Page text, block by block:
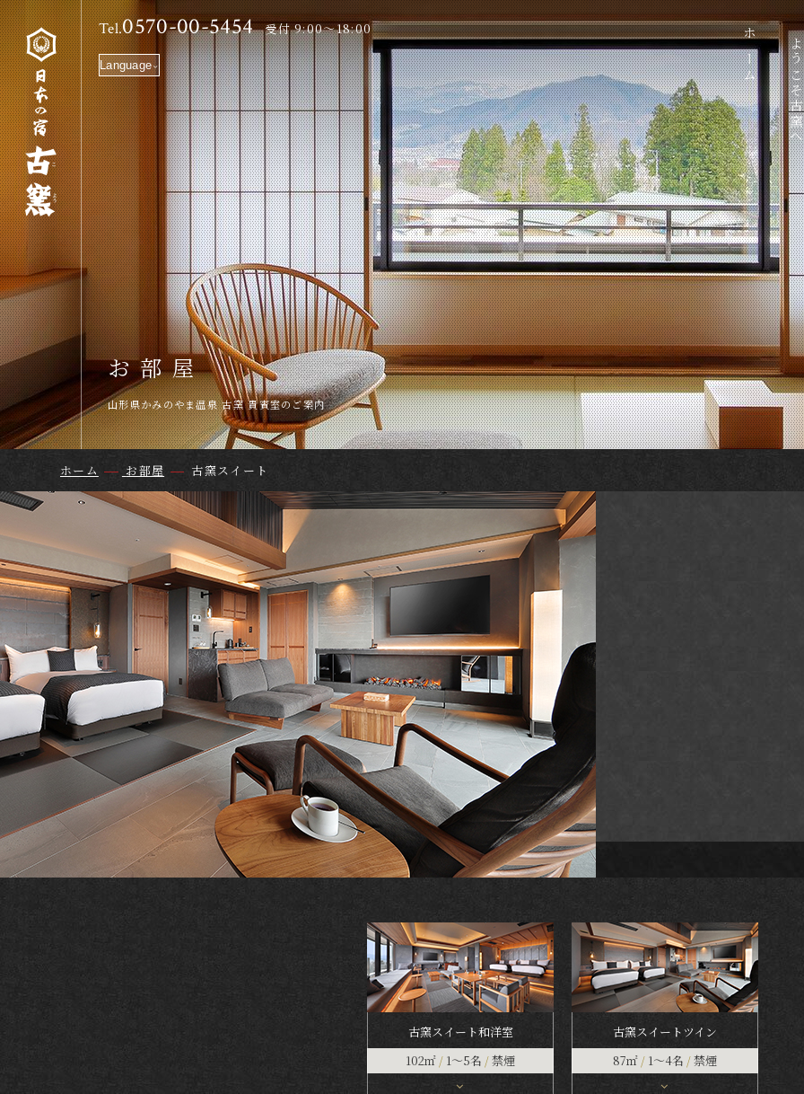
山形県かみのやま温泉 古窯 貴賓室のご案内
Tel.0570-00-5454 受付 9:00～18:00
Language ホーム ようこ
お部屋
ホーム ようこそ古窯へ お部屋 温泉 お料理 館内案内 観光案内 交通案内
ホーム お部屋 古窯スイート
古窯スイート和洋室
102㎡ / 1～5名 /禁煙
古窯スイートツイン
87㎡ / 1～4名 /禁煙